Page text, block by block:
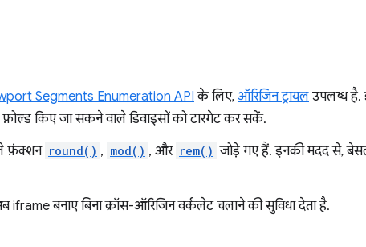
Segments Enumeration APIके लिए, ऑरिजिन ट्रायल उपलब्ध
फ़ोल्ड किए जा सकने वाले डिवाइसों को टारगेट कर सकें.
फ़ंक्शन round() , mod() , और rem() जोड़े गए हैं. इनकी मदद से,
iframe बनाए बिना क्रॉस-ऑरिजिन वर्कलेट चलाने की सुविधा देता है.